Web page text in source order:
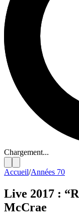
Chargement...
Accueil/Années 70
Live 2017 :
McCrae